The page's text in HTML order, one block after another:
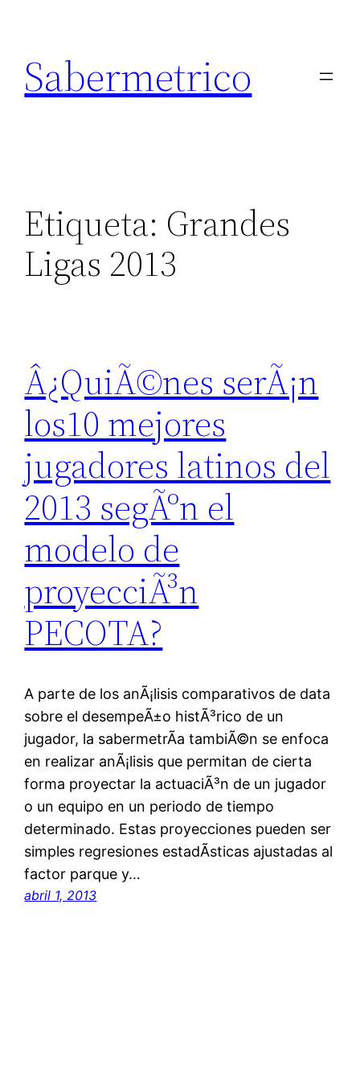
contenido
Sabermetrico
Etiqueta: Grandes
Ligas 2013
Â¿QuiÃ©nes serÃ¡n
los10 mejores
jugadores latinos del
2013 segÃºn el
modelo de
proyecciÃ³n
PECOTA?
A parte de los anÃ¡lisis comparativos de data
sobre el desempeÃ±o histÃ³rico de un
jugador, la sabermetrÃ­a tambiÃ©n se enfoca
en realizar anÃ¡lisis que permitan de cierta
forma proyectar la actuaciÃ³n de un jugador
o un equipo en un periodo de tiempo
determinado. Estas proyecciones pueden ser
simples regresiones estadÃ­sticas ajustadas al
factor parque y…
abril 1, 2013